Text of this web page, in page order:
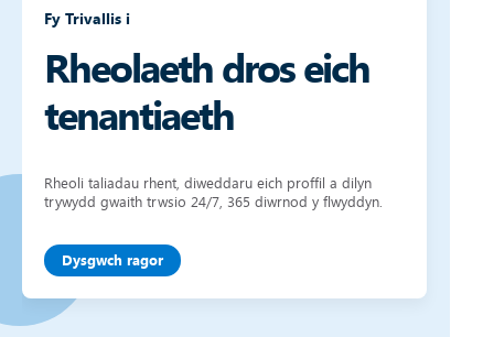
Fy Trivallis i
Rheolaeth dros eich
tenantiaeth
Rheoli taliadau rhent, diweddaru eich proffil a dilyn
trywydd gwaith trwsio 24/7, 365 diwrnod y flwyddyn.
Dysgwch ragor